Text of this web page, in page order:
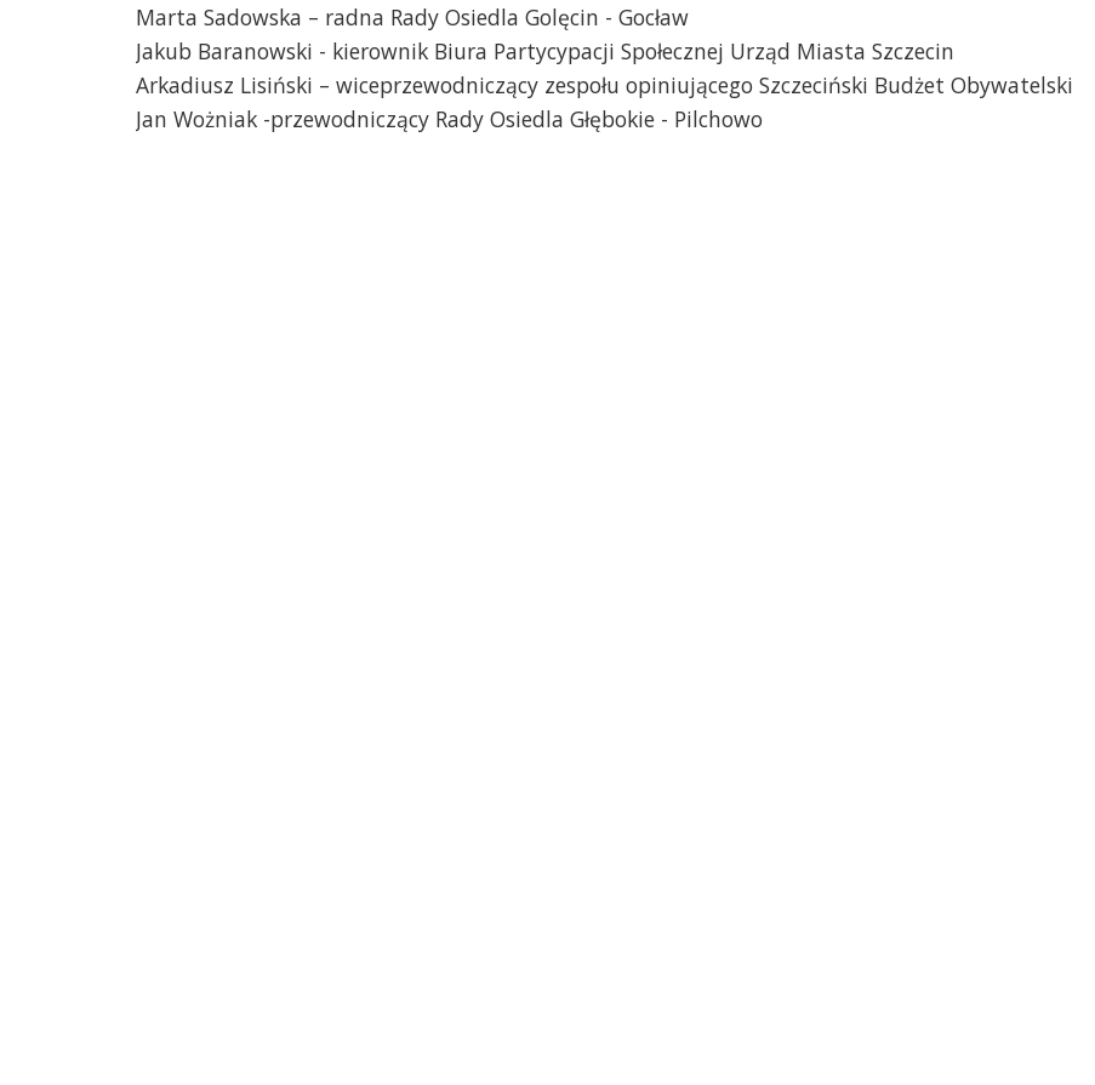
Marta Sadowska – radna Rady Osiedla Golęcin - Gocław
Jakub Baranowski - kierownik Biura Partycypacji Społecznej Urząd Miasta Szczecin
Arkadiusz Lisiński – wiceprzewodniczący zespołu opiniującego Szczeciński Budżet Obywatelski
Jan Wożniak -przewodniczący Rady Osiedla Głębokie - Pilchowo